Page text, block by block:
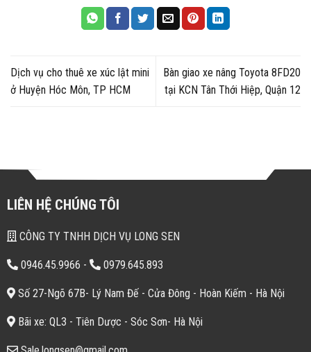
Dịch vụ cho thuê xe xúc lật mini
ở Huyện Hóc Môn, TP HCM
Bàn giao xe nâng Toyota 8FD20
tại KCN Tân Thới Hiệp, Quận 12
LIÊN HỆ CHÚNG TÔI
CÔNG TY TNHH DỊCH VỤ LONG SEN
0946.45.9966 - 0979.645.893
Số 27-Ngõ 67B- Lý Nam Đế - Cửa Đông - Hoàn Kiếm - Hà Nội
Bãi xe: QL3 - Tiên Dược - Sóc Sơn- Hà Nội